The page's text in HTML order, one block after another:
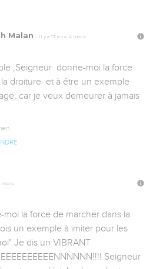
Malan Il y a 17 ans, 4 mois
,Seigneur  donne-moi la force
droiture  et à être un exemple
car je veux demeurer à jamais
mois
moi la force de marcher dans la
un exemple à imiter pour les
Je dis un VIBRANT
Seigneur